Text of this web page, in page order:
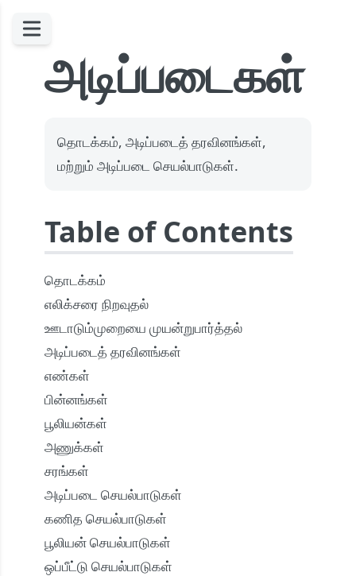
அடிப்படைகள்
தொடக்கம், அடிப்படைத் தரவினங்கள்,
மற்றும் அடிப்படை செயல்பாடுகள்.
Table of Contents
தொடக்கம்
எலிக்சரை நிறவுதல்
ஊடாடும்முறையை முயன்றுபார்த்தல்
அடிப்படைத் தரவினங்கள்
எண்கள்
பின்னங்கள்
பூலியன்கள்
அணுக்கள்
சரங்கள்
அடிப்படை செயல்பாடுகள்
கணித செயல்பாடுகள்
பூலியன் செயல்பாடுகள்
ஒப்பீட்டு செயல்பாடுகள்